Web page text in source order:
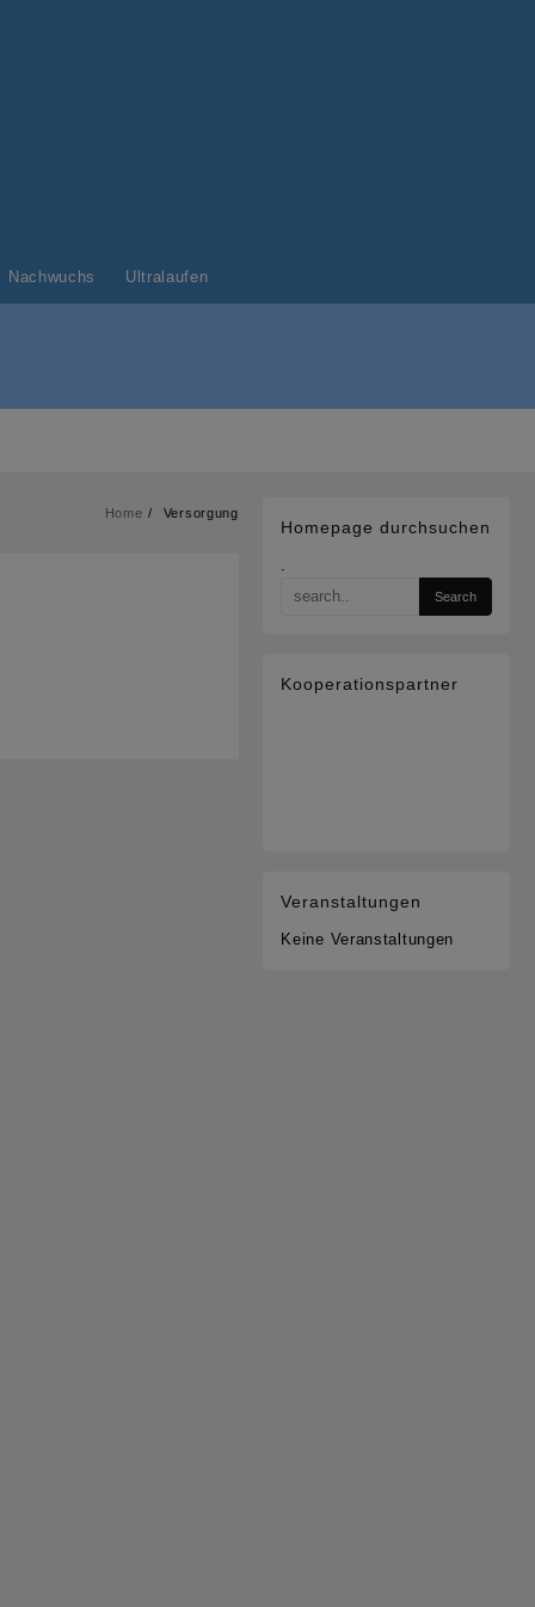
Nachwuchs Ultralaufen
Home Versorgung
Homepage durchsuchen
.
Kooperationspartner
Veranstaltungen
Keine Veranstaltungen